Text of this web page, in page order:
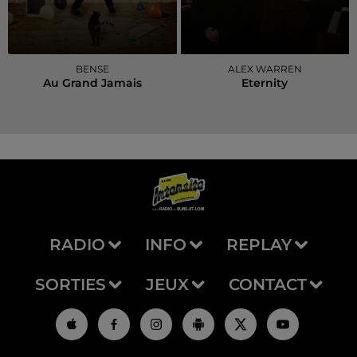
BENSE
Au Grand Jamais
ALEX WARREN
Eternity
RADIO INFO REPLAY
SORTIES JEUX CONTACT